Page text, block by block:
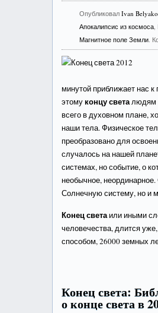
ОпубликовалIvan
Апокалипсис из космоса,
Магнитное поле Земли.
минутой приближает нас
этомуконцу светалюдям
всего в духовном плане,
наши тела. Физическое
преобразовано для
случалось на нашей
системах, но событие, о
необычное,
Солнечную систему, но и
Конец светаили иными
человечества, длится
способом, 26000 земных
Конец света:
о конце света в